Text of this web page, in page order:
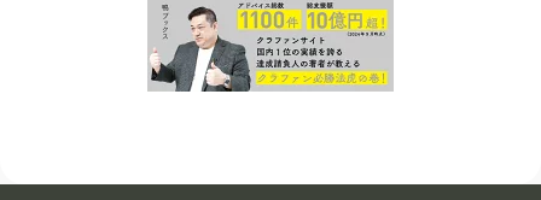
告知、拡散す
クラファン
プレイスに
ついて